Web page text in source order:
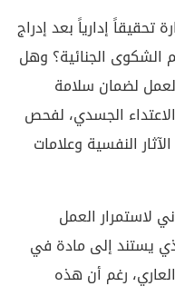
تحقيقاً إدارياً بعد إدراج
الشكوى الجنائية؟ وهل
لضمان سلامة
الجسدي، لفحص
النفسية وعلامات
لاستمرار العمل
الثلاثي” لعام 2017 الذي يستند إلى مادة في
رغم أن هذه